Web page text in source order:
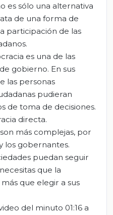
es sólo una alternativa
de una forma de
participación de las
es una de las
gobierno. En sus
las personas
pudieran
de toma de decisiones.
directa.
más complejas, por
los gobernantes.
puedan seguir
que la
que elegir a sus
del minuto 01:16 a